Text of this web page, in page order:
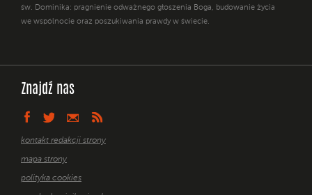
św. Dominika: pragnienie odważnego głoszenia Boga, budowanie życia
we wspólnocie oraz poszukiwania prawdy w świecie.
Znajdź nas
kontakt redakcji strony
mapa strony
polityka cookies